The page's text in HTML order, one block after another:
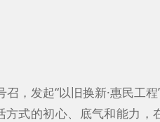
，发起“以旧换新·惠民工程”
的初心、底气和能力